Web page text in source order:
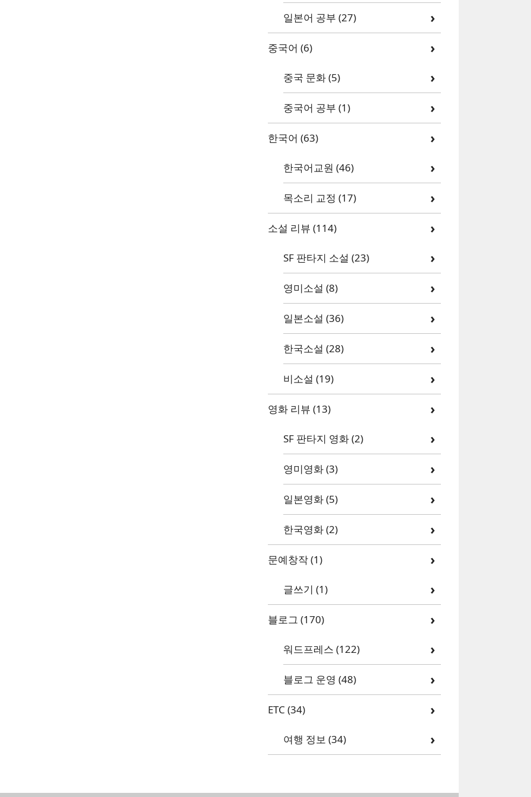
일본어 공부 (27)
중국어 (6)
중국 문화(5)
중국어 공부 (1)
한국어 (63)
한국어교원 (46)
목소리 교정 (17)
소설 리뷰 (114)
SF 판타지 소설 (23)
영미소설 (8)
일본소설 (36)
한국소설 (28)
비소설 (19)
영화 리뷰 (13)
SF 판타지 영화(2)
영미영화(3)
일본영화(5)
한국영화(2)
문예창작(1)
글쓰기 (1)
블로그 (170)
워드프레스 (122)
블로그 운영 (48)
ETC (34)
여행 정보 (34)